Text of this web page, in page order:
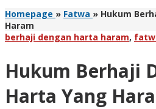
Homepage » Fatwa » Hukum
Haram
berhaji dengan harta haram,
Hukum Berhaji
Harta Yang